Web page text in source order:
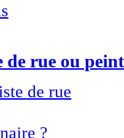
de rue ou